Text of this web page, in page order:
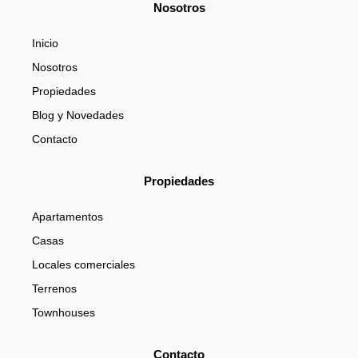
a
Nosotros
Inicio
Nosotros
Propiedades
Blog y Novedades
Contacto
Propiedades
Apartamentos
Casas
Locales comerciales
Terrenos
Townhouses
Contacto